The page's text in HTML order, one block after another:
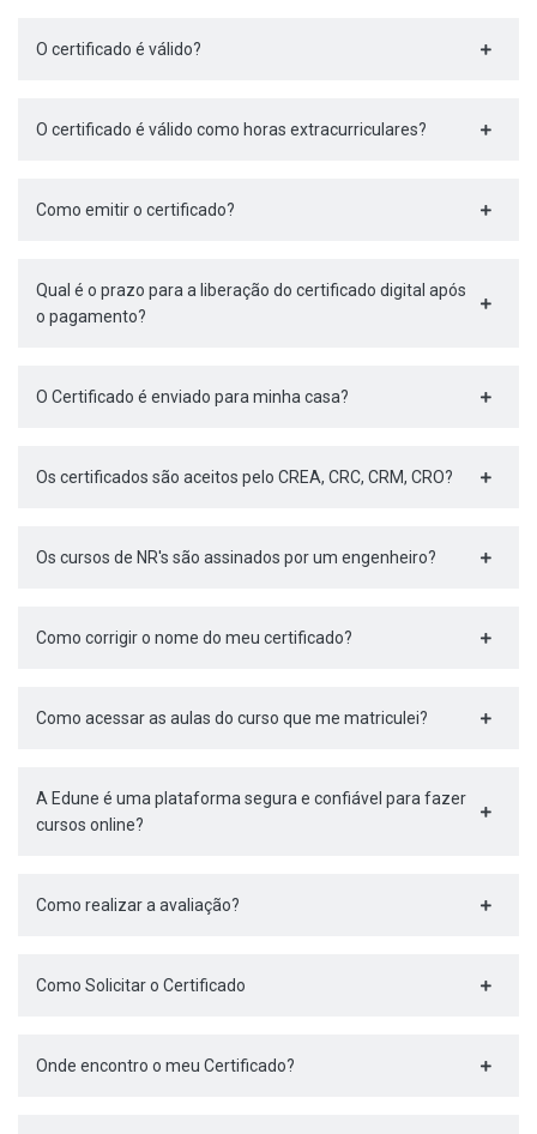
O certificado é válido?
O certificado é válido como horas extracurriculares?
Como emitir o certificado?
Qual é o prazo para a liberação do certificado digital após
o pagamento?
O Certificado é enviado para minha casa?
Os certificados são aceitos pelo CREA, CRC, CRM, CRO?
Os cursos de NR's são assinados por um engenheiro?
Como corrigir o nome do meu certificado?
Como acessar as aulas do curso que me matriculei?
A Edune é uma plataforma segura e confiável para fazer
cursos online?
Como realizar a avaliação?
Como Solicitar o Certificado
Onde encontro o meu Certificado?